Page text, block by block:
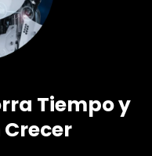
Tiempo y